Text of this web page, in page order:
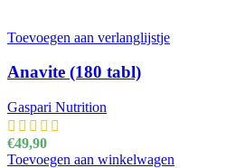
Toevoegen aan verlanglijstje
Anavite (180 tabl)
Gaspari Nutrition
€49,90
Toevoegen aan winkelwagen